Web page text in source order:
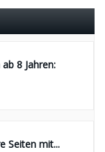
8 Jahren:
Seiten mit...